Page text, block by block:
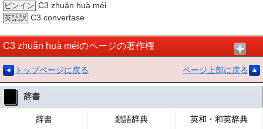
ピンイン C3 zhuǎn huà méi
英語訳 C3 convertase
C3 zhuǎn huà méiのページの著作権
トップページに戻る ページ上部に戻る
辞書
辞書 類語辞典 英和・和英辞典